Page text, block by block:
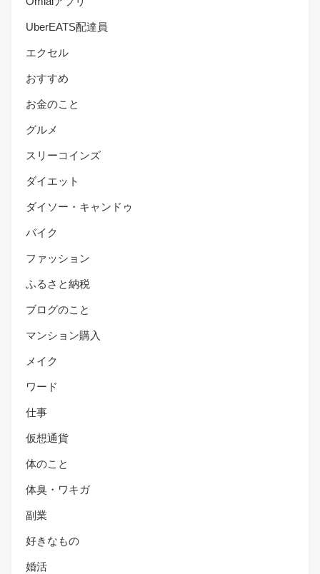
UberEATS配達員
エクセル
おすすめ
お金のこと
グルメ
スリーコインズ
ダイエット
ダイソー・キャンドゥ
バイク
ファッション
ふるさと納税
ブログのこと
マンション購入
メイク
ワード
仕事
仮想通貨
体のこと
体臭・ワキガ
副業
好きなもの
婚活